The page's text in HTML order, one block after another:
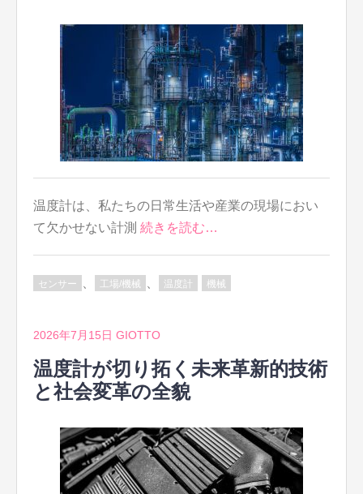
温度計は、私たちの日常生活や産業の現場におい
て欠かせない計測 続きを読む…
センサー 工場/機械 温度計 機械
2026年7月15日 GIOTTO
温度計が切り拓く未来革新的技術
と社会変革の全貌